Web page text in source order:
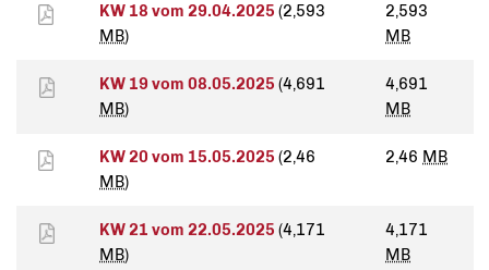
KW 18 vom 29.04.2025 (2,593
MB)
2,593
MB
KW 19 vom 08.05.2025 (4,691
MB)
4,691
MB
KW 20 vom 15.05.2025 (2,46
MB)
2,46 MB
KW 21 vom 22.05.2025 (4,171
MB)
4,171
MB